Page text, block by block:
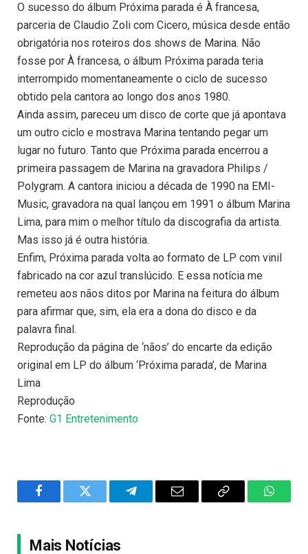
O sucesso do álbum Próxima parada é À francesa,
parceria de Claudio Zoli com Cicero, música desde então
obrigatória nos roteiros dos shows de Marina. Não
fosse por À francesa, o álbum Próxima parada teria
interrompido momentaneamente o ciclo de sucesso
obtido pela cantora ao longo dos anos 1980.
Ainda assim, pareceu um disco de corte que já apontava
um outro ciclo e mostrava Marina tentando pegar um
lugar no futuro. Tanto que Próxima parada encerrou a
primeira passagem de Marina na gravadora Philips /
Polygram. A cantora iniciou a década de 1990 na EMI-
Music, gravadora na qual lançou em 1991 o álbum Marina
Lima, para mim o melhor título da discografia da artista.
Mas isso já é outra história.
Enfim, Próxima parada volta ao formato de LP com vinil
fabricado na cor azul translúcido. E essa notícia me
remeteu aos nãos ditos por Marina na feitura do álbum
para afirmar que, sim, ela era a dona do disco e da
palavra final.
Reprodução da página de ‘nãos’ do encarte da edição
original em LP do álbum ‘Próxima parada’, de Marina
Lima
Reprodução
Fonte: G1 Entretenimento
FacebookTwitter TelegramEmail
Copy
Mais Notícias